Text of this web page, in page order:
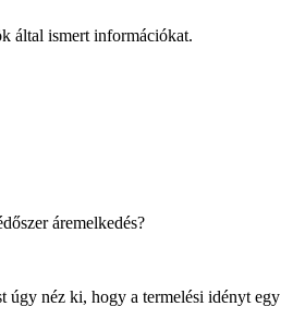
által ismert információkat.
áremelkedés?
úgy néz ki, hogy a termelési idényt egy